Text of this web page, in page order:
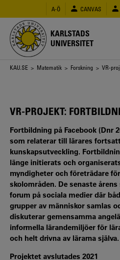
huvudinnehåll
A-Ö CANVAS
KARLSTADS
UNIVERSITET
Länkstig
KAU.SE > Matematik > Forskning > VR-
VR-PROJEKT:
Fortbildning på Facebook (Dnr
som relaterar till lärares
kunskapsutveckling.
länge initierats och
myndigheter och företrädare
skolområden. De senaste
forum på sociala medier där
grupper av människor samlas
diskuterar gemensamma
informella lärandemiljöer för
och helt drivna av lärarna själva.
Projektet avslutades 2021